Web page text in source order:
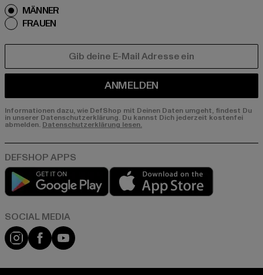
MÄNNER
FRAUEN
ANMELDEN
Informationen dazu, wie DefShop mit Deinen Daten umgeht, findest Du
in unserer Datenschutzerklärung. Du kannst Dich jederzeit kostenfei
abmelden. Datenschutzerklärung lesen.
Play market
Instagram
FacebookYouTube